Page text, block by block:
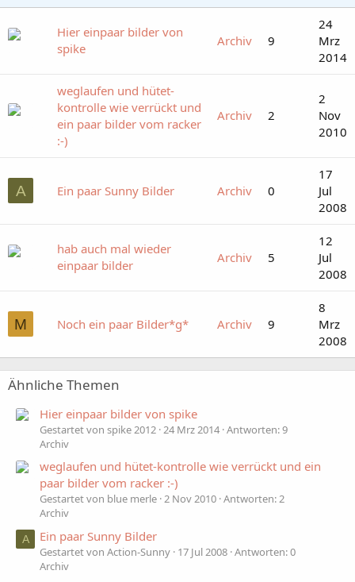
Hier einpaar bilder von
spike
Archiv 9
24
Mrz
2014
weglaufen und hütet-
kontrolle wie verrückt und
ein paar bilder vom racker
:-)
Archiv 2
2
Nov
2010
A Ein paar Sunny Bilder Archiv 0
17
Jul
2008
hab auch mal wieder
einpaar bilder
Archiv 5
12
Jul
2008
M Noch ein paar Bilder*g* Archiv 9
8
Mrz
2008
Ähnliche Themen
Hier einpaar bilder von spike
Gestartet von spike 2012 24 Mrz 2014 Antworten: 9
Archiv
weglaufen und hütet-kontrolle wie verrückt und ein
paar bilder vom racker :-)
Gestartet von blue merle 2 Nov 2010 Antworten: 2
Archiv
A Ein paar Sunny Bilder
Gestartet von Action-Sunny 17 Jul 2008 Antworten: 0
Archiv